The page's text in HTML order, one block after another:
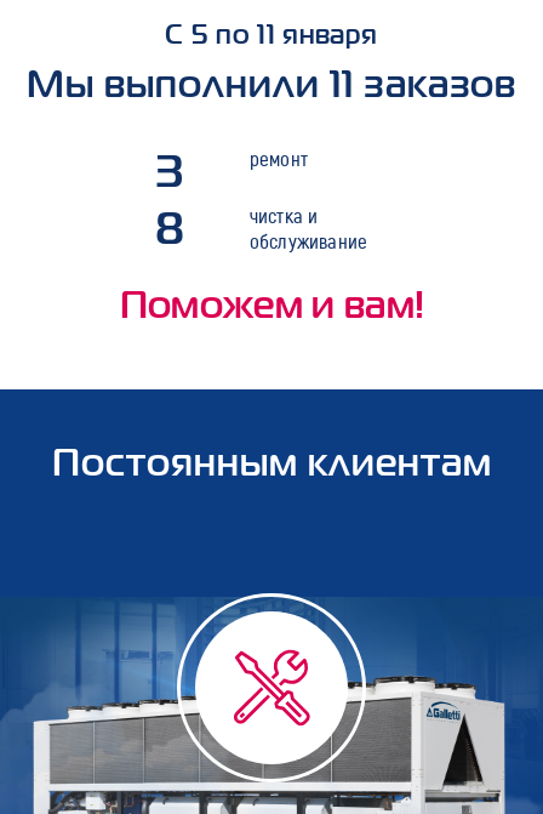
С 5 по 11 января
Мы выполнили 11 заказов
3 ремонт
8
чистка и
обслуживание
Поможем и вам!
Постоянным клиентам